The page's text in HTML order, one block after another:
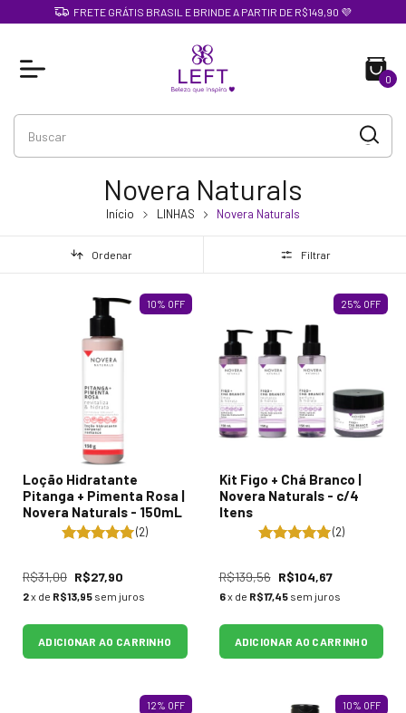
FRETE GRÁTIS BRASIL E BRINDE A PARTIR DE R$149,90 💜
0
Novera Naturals
Início LINHAS Novera Naturals
Ordenar Filtrar
10% OFF
Loção Hidratante
Pitanga + Pimenta Rosa |
Novera Naturals - 150mL
(2)
R$31,00 R$27,90
2x de R$13,95 sem juros
ADICIONAR AO CARRINHO
25% OFF
Kit Figo + Chá Branco |
Novera Naturals - c/4
Itens
(2)
R$139,56 R$104,67
6x de R$17,45 sem juros
ADICIONAR AO CARRINHO
12% OFF 10% OFF